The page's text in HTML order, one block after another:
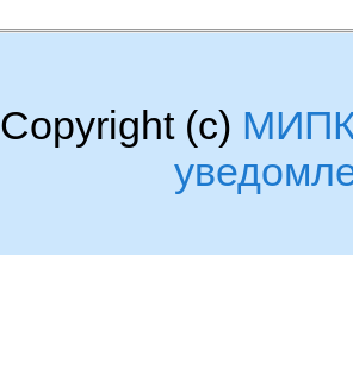
Copyright (c)